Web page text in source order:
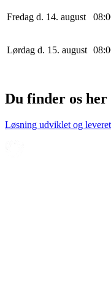
Fredag d. 14. august 08:0
Lørdag d. 15. august 08:0
Du finder os her
Løsning udviklet og